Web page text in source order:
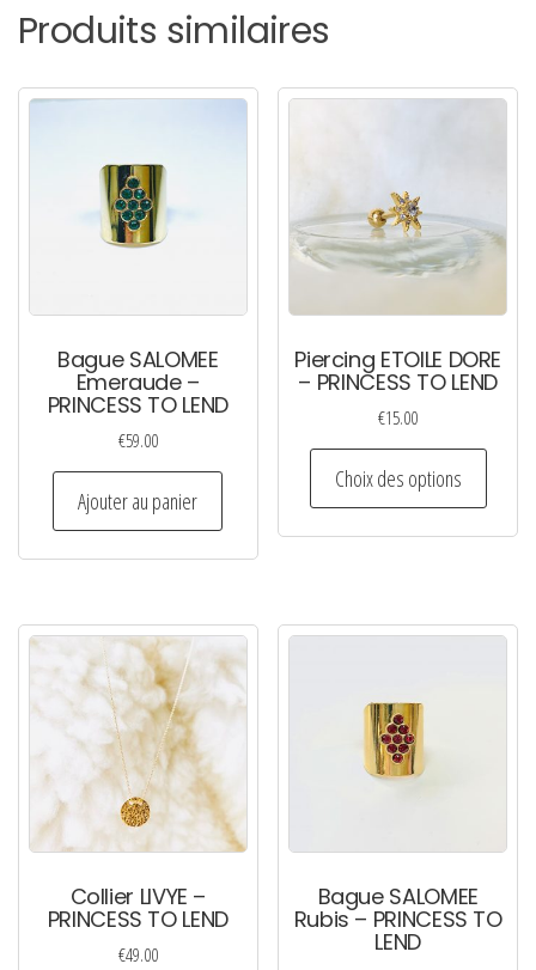
Produits similaires
Bague SALOMEE
Emeraude –
PRINCESS TO LEND
€59.00
Ajouter au panier
Piercing ETOILE DORE
– PRINCESS TO LEND
€15.00
Choix des options
Ce
Les
page
produit
Collier LIVYE –
PRINCESS TO LEND
€49.00
Bague SALOMEE
Rubis – PRINCESS TO
LEND